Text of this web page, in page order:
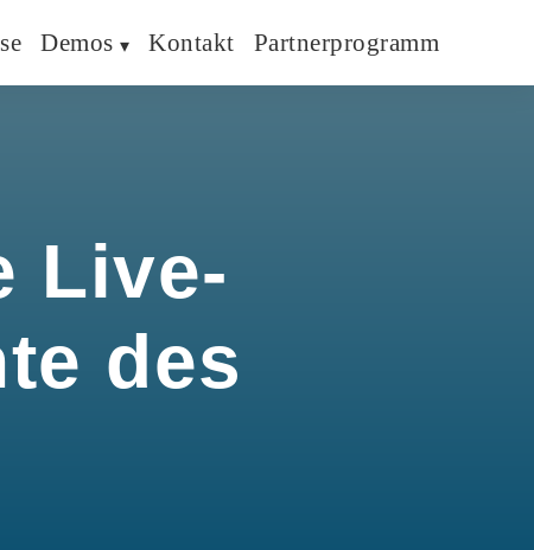
Demos Kontakt Partnerprogramm
Live-
des